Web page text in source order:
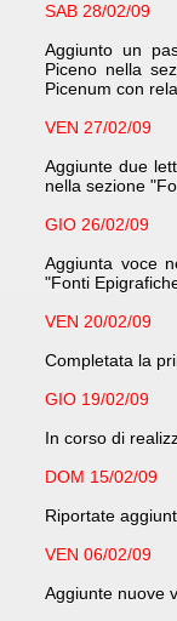
SAB 28/02/09
Aggiunto un
Piceno nella
Picenum con
VEN 27/02/09
Aggiunte due
nella sezione
GIO 26/02/09
Aggiunta voce
"Fonti
VEN 20/02/09
Completata la
GIO 19/02/09
In corso di
DOM 15/02/09
Riportate
VEN 06/02/09
Aggiunte nuove